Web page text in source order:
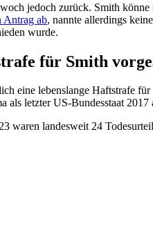
jedoch zurück. Smith
Antrag ab, nannte allerdings
wurde.
für Smith
eine lebenslange Haftstrafe
als letzter US-Bundesstaat 2017
waren landesweit 24